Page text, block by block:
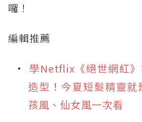
囉！
編輯推薦
學Netflix《絕世網紅
造型！今夏短髮精靈就
孩風、仙女風一次看